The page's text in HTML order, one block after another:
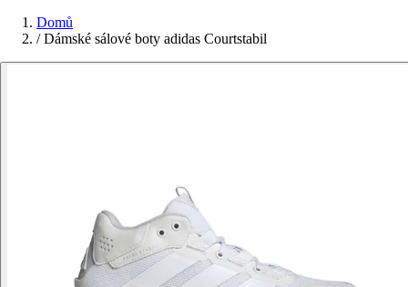
Domů
/ Dámské sálové boty adidas Courtstabil